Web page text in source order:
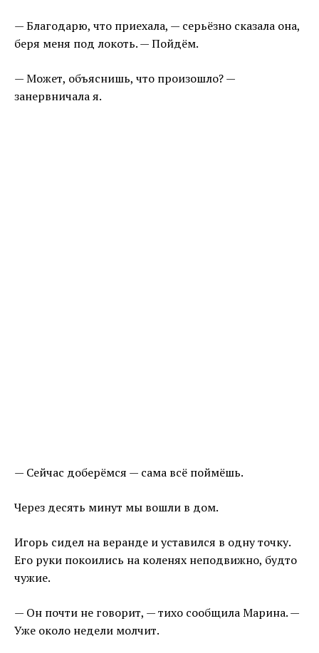
— Благодарю, что приехала, — серьёзно сказала она,
беря меня под локоть. — Пойдём.
— Может, объяснишь, что произошло? —
занервничала я.
— Сейчас доберёмся — сама всё поймёшь.
Через десять минут мы вошли в дом.
Игорь сидел на веранде и уставился в одну точку.
Его руки покоились на коленях неподвижно, будто
чужие.
— Он почти не говорит, — тихо сообщила Марина. —
Уже около недели молчит.